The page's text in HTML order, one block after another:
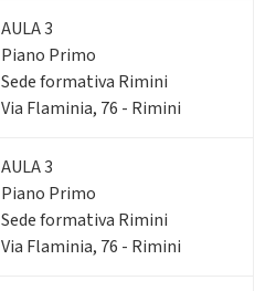
AULA 3
Piano Primo
Sede formativa Rimini
Via Flaminia, 76 - Rimini
AULA 3
Piano Primo
Sede formativa Rimini
Via Flaminia, 76 - Rimini